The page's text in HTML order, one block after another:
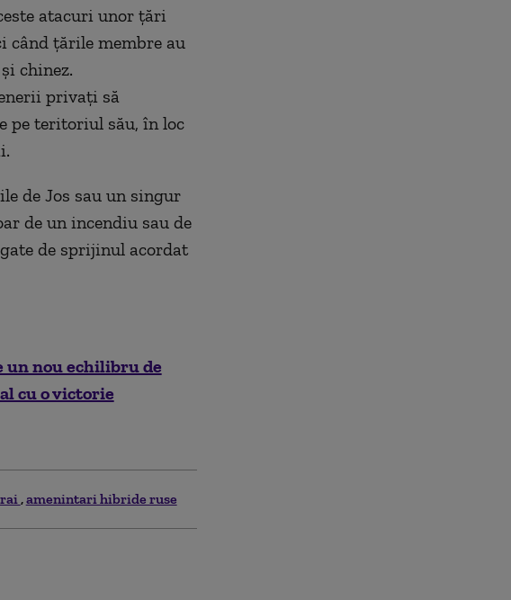
atacuri unor țări
când țările membre au
chinez.
privați să
pe teritoriul său, în loc
de Jos sau un singur
de un incendiu sau de
de sprijinul acordat
un nou echilibru de
cu o victorie
amenintari hibride ruse